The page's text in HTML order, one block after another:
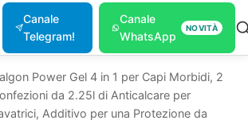
Canale
Telegram!
Canale
WhatsApp
NOVITÀ
Power Gel 4 in 1 per Capi Morbidi, 2
da 2.25l di Anticalcare per
Additivo per una Protezione da